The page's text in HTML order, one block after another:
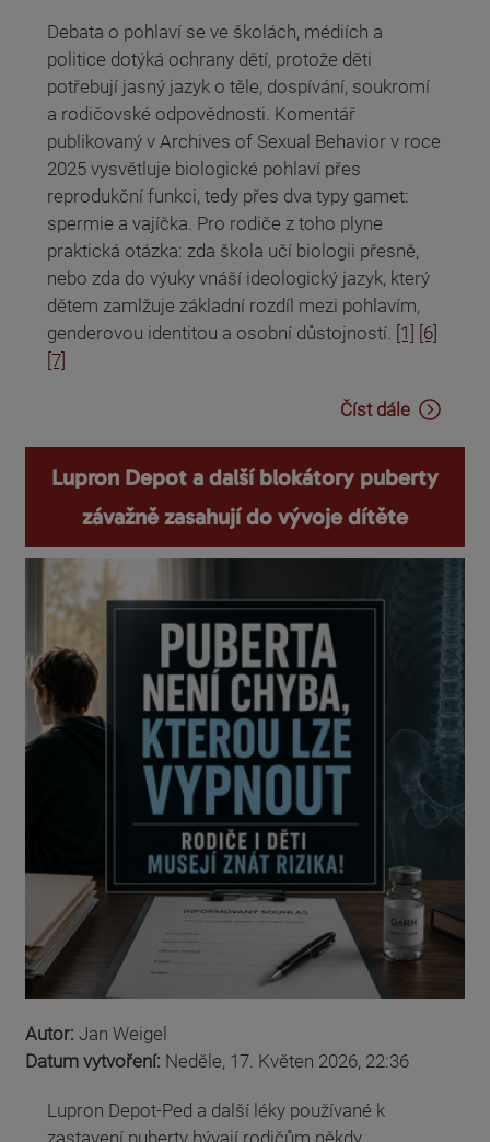
Debata o pohlaví se ve školách, médiích a
politice dotýká ochrany dětí, protože děti
potřebují jasný jazyk o těle, dospívání, soukromí
a rodičovské odpovědnosti. Komentář
publikovaný v Archives of Sexual Behavior v roce
2025 vysvětluje biologické pohlaví přes
reprodukční funkci, tedy přes dva typy gamet:
spermie a vajíčka. Pro rodiče z toho plyne
praktická otázka: zda škola učí biologii přesně,
nebo zda do výuky vnáší ideologický jazyk, který
dětem zamlžuje základní rozdíl mezi pohlavím,
genderovou identitou a osobní důstojností. [1]
[6]
[7]
Číst dále
Lupron Depot a další blokátory puberty
závažně zasahují do vývoje dítěte
Autor: Jan Weigel
Datum vytvoření: Neděle, 17. Květen 2026, 22:36
Lupron Depot-Ped a další léky používané k
zastavení puberty bývají rodičům někdy